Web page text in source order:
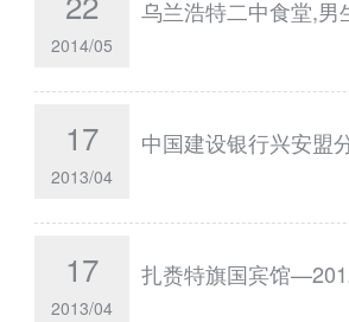
2014/05
乌兰浩特二中食堂,
17
2013/04
中国建设银行兴安盟
17
2013/04
扎赉特旗国宾馆